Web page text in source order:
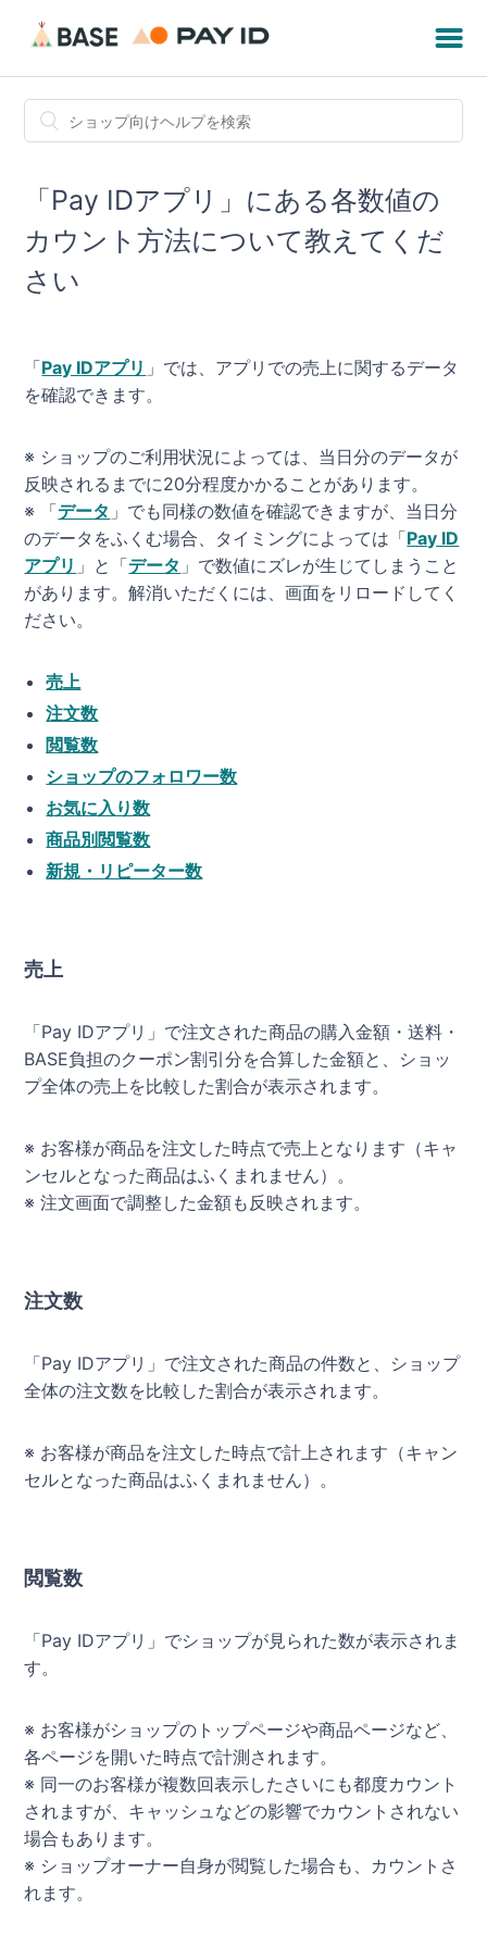
「Pay IDアプリ」にある各数値の
カウント方法について教えてくだ
さい
「Pay IDアプリ 」では、アプリでの売上に関するデータ
を確認できます。
※ ショップのご利用状況によっては、当日分のデータが
反映されるまでに20分程度かかることがあります。
※ 「データ 」でも同様の数値を確認できますが、当日分
のデータをふくむ場合、タイミングによっては「Pay ID
アプリ 」と「データ 」で数値にズレが生じてしまうこと
があります。解消いただくには、画面をリロードしてく
ださい。
売上
注文数
閲覧数
ショップのフォロワー数
お気に入り数
商品別閲覧数
新規・リピーター数
売上
「Pay IDアプリ」 で注文された商品の購入金額・送料・
BASE負担のクーポン割引分を合算した金額と、ショッ
プ全体の売上を比較した割合が表示されます。
※ お客様が商品を注文した時点で売上となります（キャ
ンセルとなった商品はふくまれません）。
※ 注文画面で調整した金額も反映されます。
注文数
「Pay IDアプリ」で注文された商品の件数と、ショップ
全体の注文数を比較した割合が表示されます。
※ お客様が商品を注文した時点で計上されます（キャン
セルとなった商品はふくまれません）。
閲覧数
「Pay IDアプリ」でショップが見られた数が表示されま
す。
※ お客様がショップのトップページや商品ページなど、
各ページを開いた時点で計測されます。
※ 同一のお客様が複数回表示したさいにも都度カウント
されますが、キャッシュなどの影響でカウントされない
場合もあります。
※ ショップオーナー自身が閲覧した場合も、カウントさ
れます。